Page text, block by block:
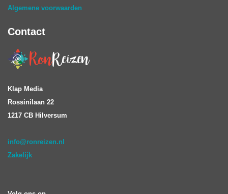
Algemene voorwaarden
Contact
Klap Media
Rossinilaan 22
1217 CB Hilversum
info@ronreizen.nl
Zakelijk